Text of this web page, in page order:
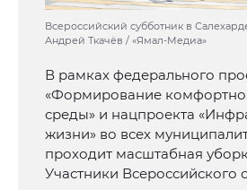
Всероссийский субботник в
Андрей Ткачёв / «Ямал-Медиа»
В рамках федерального
«Формирование
среды» и нацпроекта
жизни» во всех
проходит масштабная
Участники Всероссийского